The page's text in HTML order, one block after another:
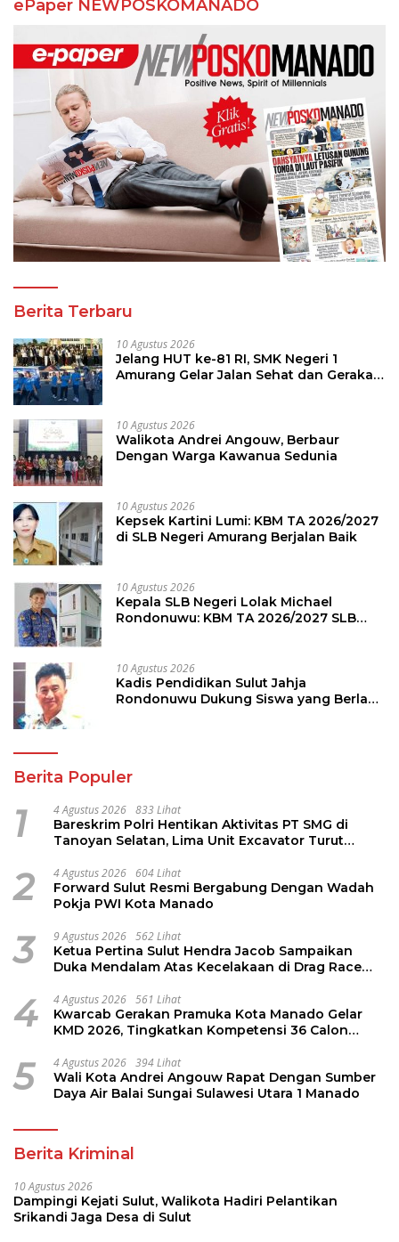
ePaper NEWPOSKOMANADO
Berita Terbaru
10 Agustus 2026
Jelang HUT ke-81 RI, SMK Negeri 1
Amurang Gelar Jalan Sehat dan Gerakan
10 Agustus 2026
Walikota Andrei Angouw, Berbaur
Dengan Warga Kawanua Sedunia
10 Agustus 2026
Kepsek Kartini Lumi: KBM TA 2026/2027
di SLB Negeri Amurang Berjalan Baik
10 Agustus 2026
Kepala SLB Negeri Lolak Michael
Rondonuwu: KBM TA 2026/2027 SLB
10 Agustus 2026
Kadis Pendidikan Sulut Jahja
Rondonuwu Dukung Siswa yang Berlaga
Berita Populer
1 4 Agustus 2026 833 Lihat
Bareskrim Polri Hentikan Aktivitas PT SMG di
Tanoyan Selatan, Lima Unit Excavator Turut
2 4 Agustus 2026 604 Lihat
Forward Sulut Resmi Bergabung Dengan Wadah
Pokja PWI Kota Manado
3 9 Agustus 2026 562 Lihat
Ketua Pertina Sulut Hendra Jacob Sampaikan
Duka Mendalam Atas Kecelakaan di Drag Race
4 4 Agustus 2026 561 Lihat
Kwarcab Gerakan Pramuka Kota Manado Gelar
KMD 2026, Tingkatkan Kompetensi 36 Calon
5 4 Agustus 2026 394 Lihat
Wali Kota Andrei Angouw Rapat Dengan Sumber
Daya Air Balai Sungai Sulawesi Utara 1 Manado
Berita Kriminal
10 Agustus 2026
Dampingi Kejati Sulut, Walikota Hadiri Pelantikan
Srikandi Jaga Desa di Sulut